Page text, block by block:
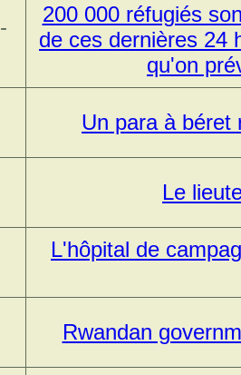
200 000 réfugiés
de ces dernières 24
qu'on
Un para à béret
Le
L'hôpital de
Rwandan